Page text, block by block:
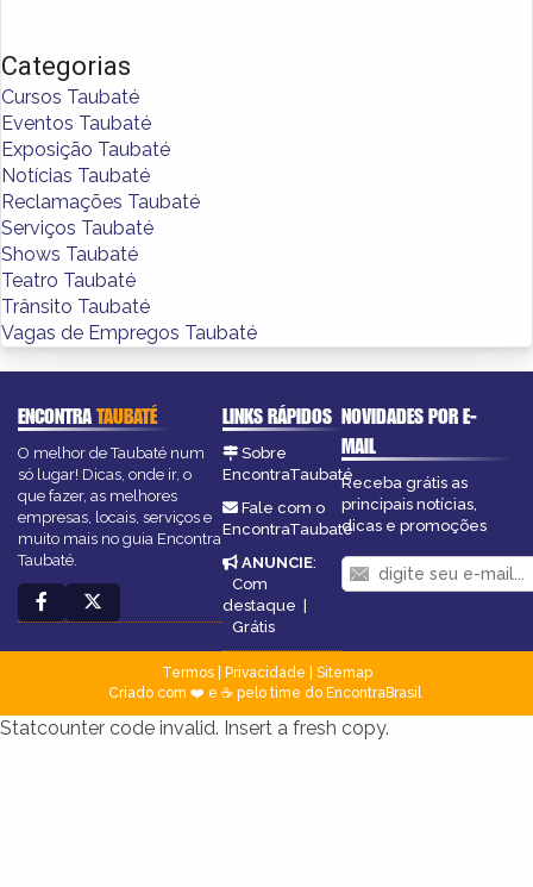
Categorias
Cursos Taubaté
Eventos Taubaté
Exposição Taubaté
Notícias Taubaté
Reclamações Taubaté
Serviços Taubaté
Shows Taubaté
Teatro Taubaté
Trânsito Taubaté
Vagas de Empregos Taubaté
ENCONTRATAUBATÉ
O melhor de Taubaté num
só lugar! Dicas, onde ir, o
que fazer, as melhores
empresas, locais, serviços e
muito mais no guia Encontra
Taubaté.
LINKS RÁPIDOS
Sobre
EncontraTaubaté
Fale com o
EncontraTaubaté
ANUNCIE:
Com
destaque |
Grátis
NOVIDADES POR E-
MAIL
Receba grátis as
principais notícias,
dicas e promoções
Termos| Privacidade
Sitemap
Criado com ❤️ e ☕ pelo time do EncontraBrasil
Statcounter code invalid. Insert a fresh copy.